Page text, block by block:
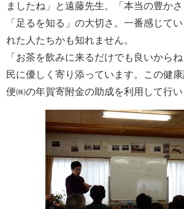
ましたね」と遠藤先生。「本当の豊かさ
「足るを知る」の大切さ。一番感じて
れた人たちかも知れません。
「お茶を飲みに来るだけでも良いから
民に優しく寄り添っています。この健
便㈱の年賀寄附金の助成を利用して行い